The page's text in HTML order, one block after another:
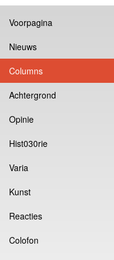
Voorpagina
Nieuws
Columns
Achtergrond
Opinie
Hist030rie
Varia
Kunst
Reacties
Colofon